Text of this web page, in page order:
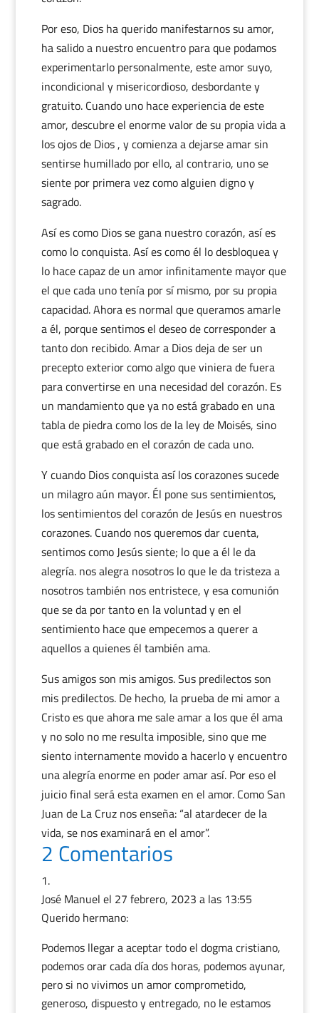
Por eso, Dios ha querido manifestarnos su amor,
ha salido a nuestro encuentro para que podamos
experimentarlo personalmente, este amor suyo,
incondicional y misericordioso, desbordante y
gratuito. Cuando uno hace experiencia de este
amor, descubre el enorme valor de su propia vida a
los ojos de Dios , y comienza a dejarse amar sin
sentirse humillado por ello, al contrario, uno se
siente por primera vez como alguien digno y
sagrado.
Así es como Dios se gana nuestro corazón, así es
como lo conquista. Así es como él lo desbloquea y
lo hace capaz de un amor infinitamente mayor que
el que cada uno tenía por sí mismo, por su propia
capacidad. Ahora es normal que queramos amarle
a él, porque sentimos el deseo de corresponder a
tanto don recibido. Amar a Dios deja de ser un
precepto exterior como algo que viniera de fuera
para convertirse en una necesidad del corazón. Es
un mandamiento que ya no está grabado en una
tabla de piedra como los de la ley de Moisés, sino
que está grabado en el corazón de cada uno.
Y cuando Dios conquista así los corazones sucede
un milagro aún mayor. Él pone sus sentimientos,
los sentimientos del corazón de Jesús en nuestros
corazones. Cuando nos queremos dar cuenta,
sentimos como Jesús siente; lo que a él le da
alegría. nos alegra nosotros lo que le da tristeza a
nosotros también nos entristece, y esa comunión
que se da por tanto en la voluntad y en el
sentimiento hace que empecemos a querer a
aquellos a quienes él también ama.
Sus amigos son mis amigos. Sus predilectos son
mis predilectos. De hecho, la prueba de mi amor a
Cristo es que ahora me sale amar a los que él ama
y no solo no me resulta imposible, sino que me
siento internamente movido a hacerlo y encuentro
una alegría enorme en poder amar así. Por eso el
juicio final será esta examen en el amor. Como San
Juan de La Cruz nos enseña: “al atardecer de la
vida, se nos examinará en el amor”.
2 Comentarios
José Manuel el 27 febrero, 2023 a las 13:55
Querido hermano:
Podemos llegar a aceptar todo el dogma cristiano,
podemos orar cada día dos horas, podemos ayunar,
pero si no vivimos un amor comprometido,
generoso, dispuesto y entregado, no le estamos